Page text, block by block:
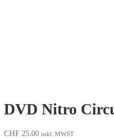
DVD Nitro
CHF 25.00 inkl. MWST